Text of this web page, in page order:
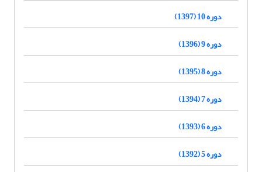
دوره 10 (1397)
دوره 9 (1396)
دوره 8 (1395)
دوره 7 (1394)
دوره 6 (1393)
دوره 5 (1392)